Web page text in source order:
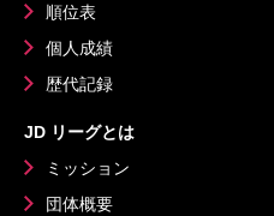
順位表
個人成績
歴代記録
JD リーグとは
ミッション
団体概要